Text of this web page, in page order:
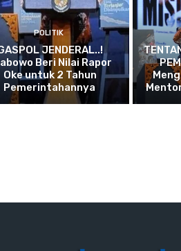
POLITIK
JENDERAL..!
Beri Nilai Rapor
Oke untuk 2 Tahun
Pemerintahannya